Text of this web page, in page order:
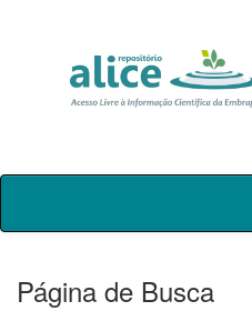
Skip
Página de Busca